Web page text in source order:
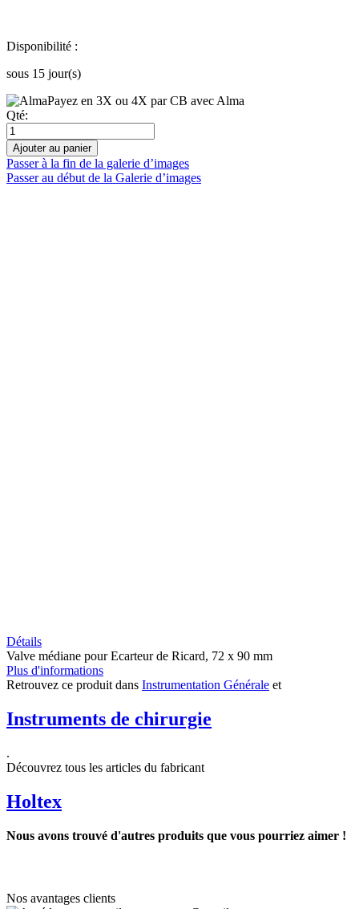
Disponibilité :
sous 15 jour(s)
Payez en 3X ou 4X par CB avec Alma
Qté:
Ajouter au panier
Passer à la fin de la galerie d’images
Passer au début de la Galerie d’images
Détails
Valve médiane pour Ecarteur de Ricard, 72 x 90 mm
Plus d'informations
Retrouvez ce produit dans Instrumentation Générale et
Instruments de chirurgie
.
Découvrez tous les articles du fabricant
Holtex
Nous avons trouvé d'autres produits que vous pourriez aimer !
Nos avantages clients